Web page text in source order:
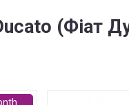
(Фіат